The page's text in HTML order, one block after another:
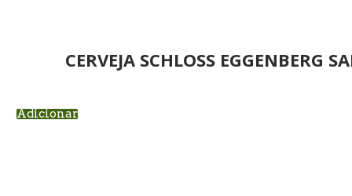
CERVEJA SCHLOSS EGGENBERG
Adicionar